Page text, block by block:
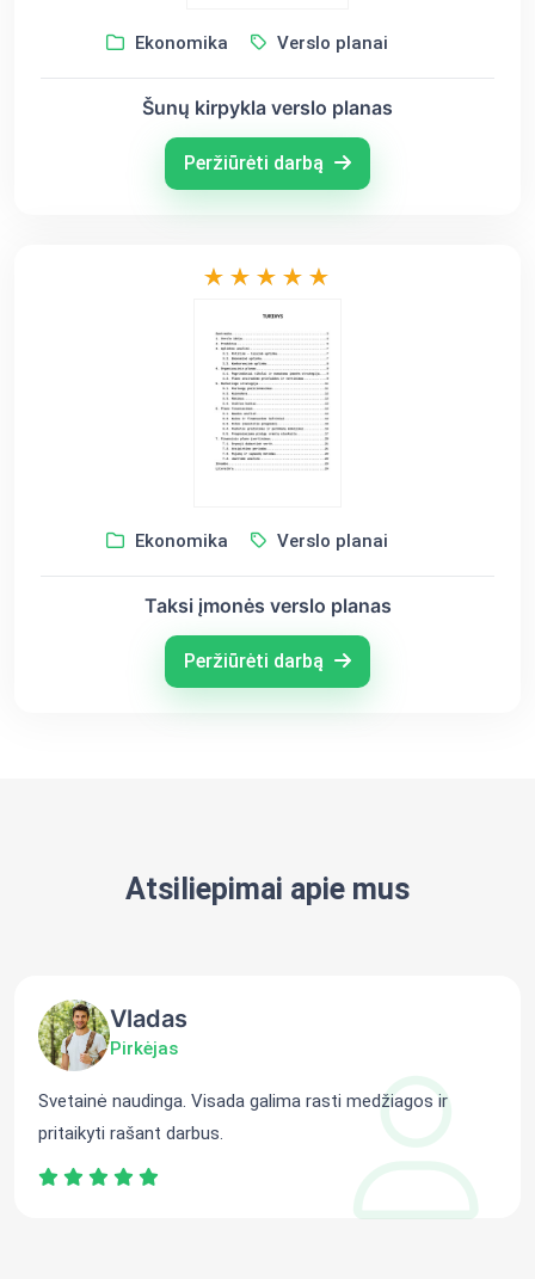
Ekonomika Verslo planai
Šunų kirpykla verslo planas
Peržiūrėti darbą
Ekonomika Verslo planai
Taksi įmonės verslo planas
Peržiūrėti darbą
Atsiliepimai apie mus
Vladas
Pirkėjas
Svetainė naudinga. Visada galima rasti medžiagos ir
pritaikyti rašant darbus.